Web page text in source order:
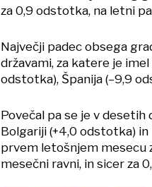
za 0,9 odstotka, na letni
Največji padec obsega
državami, za katere je
odstotka), Španija (–9,9
Povečal pa se je v desetih
Bolgariji (+4,0 odstotka) in
prvem letošnjem mesecu
mesečni ravni, in sicer za